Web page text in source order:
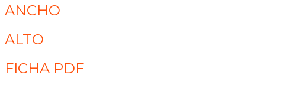
ANCHO
ALTO
FICHA PDF